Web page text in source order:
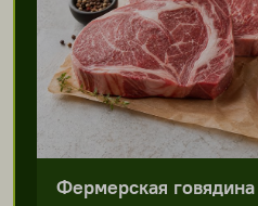
Фермерская